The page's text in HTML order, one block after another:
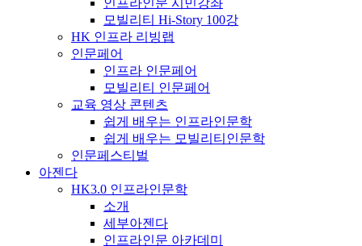
인프라인문 시민강좌
모빌리티 Hi-Story 100강
HK 인프라 리빙랩
인문페어
인프라 인문페어
모빌리티 인문페어
교육 영상 콘텐츠
쉽게 배우는 인프라인문학
쉽게 배우는 모빌리티인문학
인문페스티벌
아젠다
HK3.0 인프라인문학
소개
세부아젠다
인프라인문 아카데미